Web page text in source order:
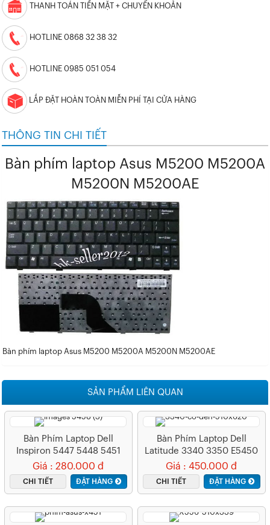
THANH TOÁN TIỀN MẶT + CHUYỂN KHOẢN
HOTLINE 0868 32 38 32
HOTLINE 0985 051 054
LẮP ĐẶT HOÀN TOÀN MIỄN PHÍ TẠI CỬA HÀNG
THÔNG TIN CHI TIẾT
Bàn phím laptop Asus M5200 M5200A
M5200N M5200AE
Bàn phím laptop Asus M5200 M5200A M5200N M5200AE
SẢN PHẨM LIÊN QUAN
Bàn Phím Laptop Dell
Inspiron 5447 5448 5451
5455 5458 5459 7447
Vostro 14 3449 14 3467
3468 14 5000 14 5468 –
Giá : 280.000 đ
CHI TIẾT ĐẶT HÀNG
Bàn Phím Laptop Dell
Latitude 3340 3350 E5450
E5470
Giá : 450.000 đ
CHI TIẾT ĐẶT HÀNG